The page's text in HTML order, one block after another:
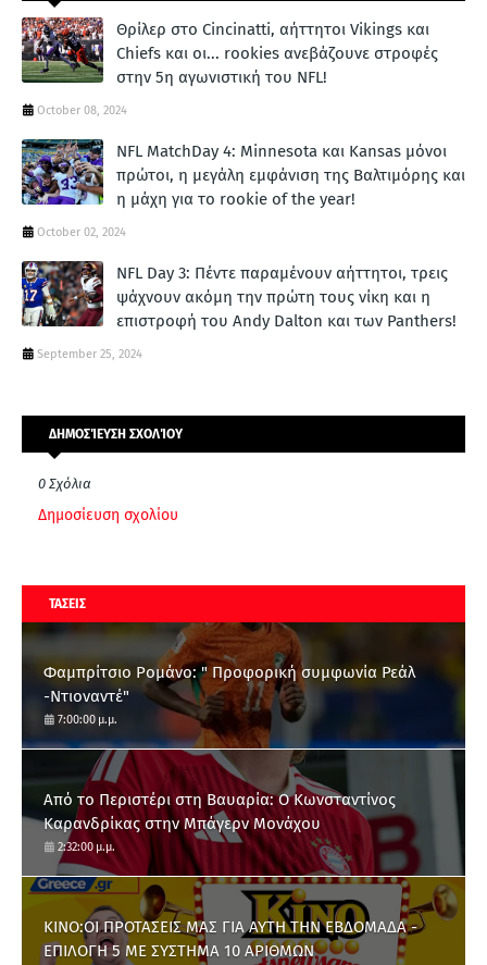
Θρίλερ στο Cincinatti, αήττητοι Vikings και
Chiefs και οι... rookies ανεβάζουνε στροφές
στην 5η αγωνιστική του NFL!
October 08, 2024
NFL MatchDay 4: Minnesota και Kansas μόνοι
πρώτοι, η μεγάλη εμφάνιση της Βαλτιμόρης και
η μάχη για το rookie of the year!
October 02, 2024
NFL Day 3: Πέντε παραμένουν αήττητοι, τρεις
ψάχνουν ακόμη την πρώτη τους νίκη και η
επιστροφή του Andy Dalton και των Panthers!
September 25, 2024
ΔΗΜΟΣΊΕΥΣΗ ΣΧΟΛΊΟΥ
0 Σχόλια
Δημοσίευση σχολίου
ΤΑΣΕΙΣ
Φαμπρίτσιο Ρομάνο: " Προφορική συμφωνία Ρεάλ
-Ντιοναντέ"
7:00:00 μ.μ.
Από το Περιστέρι στη Βαυαρία: O Κωνσταντίνος
Καρανδρίκας στην Μπάγερν Μονάχου
2:32:00 μ.μ.
ΚΙΝΟ:ΟΙ ΠΡΟΤΑΣΕΙΣ ΜΑΣ ΓΙΑ ΑΥΤΗ ΤΗΝ ΕΒΔΟΜΑΔΑ -
ΕΠΙΛΟΓΗ 5 ΜΕ ΣΥΣΤΗΜΑ 10 ΑΡΙΘΜΩΝ